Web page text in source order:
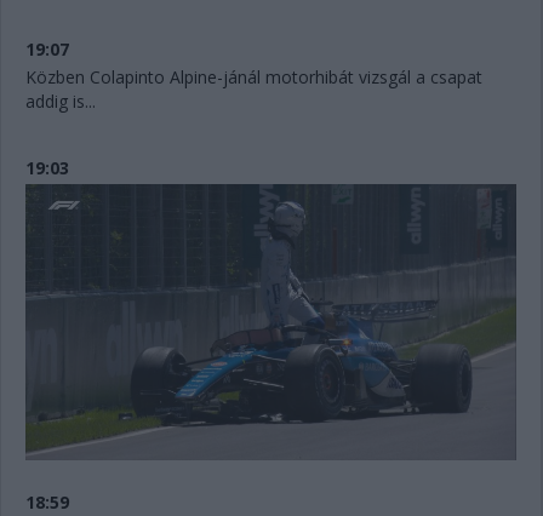
19:07
Közben Colapinto Alpine-jánál motorhibát vizsgál a csapat
addig is...
19:03
18:59